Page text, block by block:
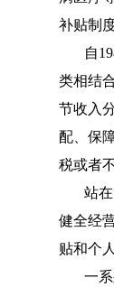
补贴制
自
类相结
节收入
配、保
税或者
站
健全经
贴和个
一